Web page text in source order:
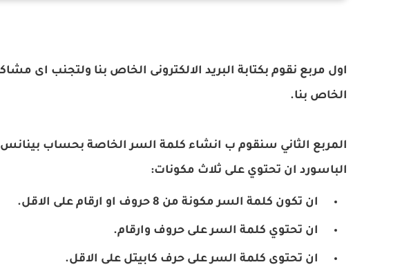
الخاص بنا.
المربع الثاني سنقوم ب انشاء كلمة السر الخاصة بحساب بينانس
الباسورد ان تحتوي على ثلاث مكونات:
ان تكون كلمة السر مكونة من 8 حروف او ارقام على الاقل.
ان تحتوي كلمة السر على حروف وارقام.
ان تحتوى كلمة السر على حرف كابيتل على الاقل.